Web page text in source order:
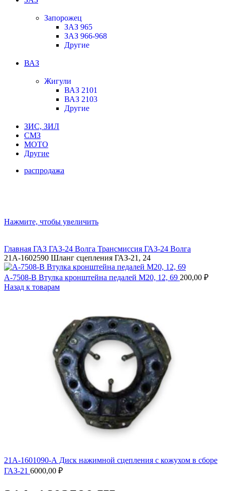
Запорожец
ЗАЗ 965
ЗАЗ 966-968
Другие
ВАЗ
Жигули
ВАЗ 2101
ВАЗ 2103
Другие
ЗИС, ЗИЛ
СМЗ
МОТО
Другие
распродажа
Нажмите, чтобы увеличить
Главная ГАЗ ГАЗ-24 Волга Трансмиссия ГАЗ-24 Волга
21А-1602590 Шланг сцепления ГАЗ-21, 24
А-7508-В Втулка кронштейна педалей М20, 12, 69 200,00 ₽
Назад к товарам
21А-1601090-А Диск нажимной сцепления с кожухом в сборе
ГАЗ-21 6000,00 ₽